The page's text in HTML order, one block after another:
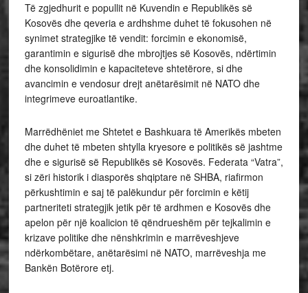
Të zgjedhurit e popullit në Kuvendin e Republikës së
Kosovës dhe qeveria e ardhshme duhet të fokusohen në
synimet strategjike të vendit: forcimin e ekonomisë,
garantimin e sigurisë dhe mbrojtjes së Kosovës, ndërtimin
dhe konsolidimin e kapaciteteve shtetërore, si dhe
avancimin e vendosur drejt anëtarësimit në NATO dhe
integrimeve euroatlantike.
Marrëdhëniet me Shtetet e Bashkuara të Amerikës mbeten
dhe duhet të mbeten shtylla kryesore e politikës së jashtme
dhe e sigurisë së Republikës së Kosovës. Federata “Vatra”,
si zëri historik i diasporës shqiptare në SHBA, riafirmon
përkushtimin e saj të palëkundur për forcimin e këtij
partneriteti strategjik jetik për të ardhmen e Kosovës dhe
apelon për një koalicion të qëndrueshëm për tejkalimin e
krizave politike dhe nënshkrimin e marrëveshjeve
ndërkombëtare, anëtarësimi në NATO, marrëveshja me
Bankën Botërore etj.